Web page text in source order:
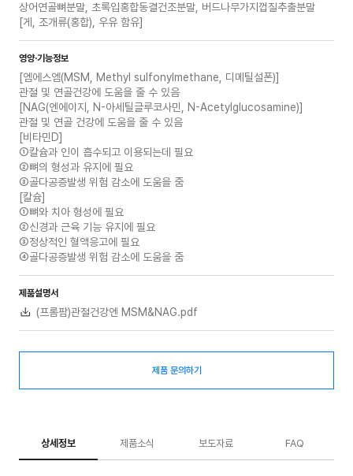
상어연골뼈분말, 초록입홍합동결건조분말, 버드나무가지껍질추출분말
[게, 조개류(홍합), 우유 함유]
영양·기능정보
[엠에스엠(MSM, Methyl sulfonylmethane, 디메틸설폰)]
관절 및 연골건강에 도움을 줄 수 있음
[NAG(엔에이지, N-아세틸글루코사민, N-Acetylglucosamine)]
관절 및 연골 건강에 도움을 줄 수 있음
[비타민D]
①칼슘과 인이 흡수되고 이용되는데 필요
②뼈의 형성과 유지에 필요
③골다공증발생 위험 감소에 도움을 줌
[칼슘]
①뼈와 치아 형성에 필요
②신경과 근육 기능 유지에 필요
③정상적인 혈액응고에 필요
④골다공증발생 위험 감소에 도움을 줌
제품설명서
(프롬팜)관절건강엔 MSM&NAG.pdf
제품 문의하기
상세정보 제품소식 보도자료 FAQ